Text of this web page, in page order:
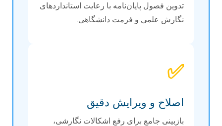
تدوین فصول پایان‌نامه با رعایت استانداردهای
نگارش علمی و فرمت دانشگاهی.
✅
اصلاح و ویرایش دقیق
بازبینی جامع برای رفع اشکالات نگارشی،